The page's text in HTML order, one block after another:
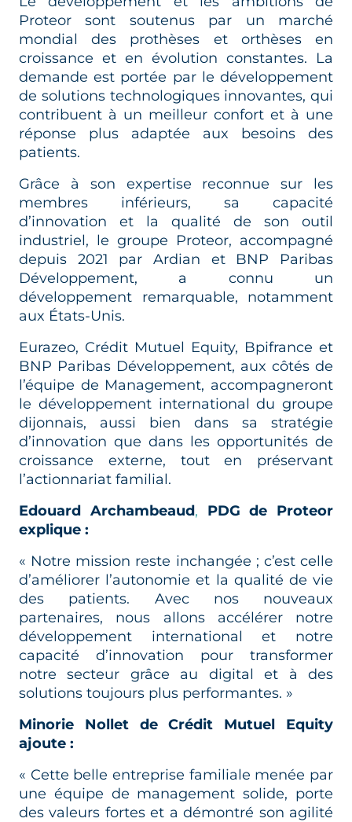
Proteor sont soutenus par un marché
mondial des prothèses et orthèses en
croissance et en évolution constantes. La
demande est portée par le développement
de solutions technologiques innovantes, qui
contribuent à un meilleur confort et à une
réponse plus adaptée aux besoins des
patients.
Grâce à son expertise reconnue sur les
membres inférieurs, sa capacité
d’innovation et la qualité de son outil
industriel, le groupe Proteor, accompagné
depuis 2021 par Ardian et BNP Paribas
Développement, a connu un
développement remarquable, notamment
aux États-Unis.
Eurazeo, Crédit Mutuel Equity, Bpifrance et
BNP Paribas Développement, aux côtés de
l’équipe de Management, accompagneront
le développement international du groupe
dijonnais, aussi bien dans sa stratégie
d’innovation que dans les opportunités de
croissance externe, tout en préservant
l’actionnariat familial.
Edouard Archambeaud, PDG de Proteor
explique :
« Notre mission reste inchangée ; c’est celle
d’améliorer l’autonomie et la qualité de vie
des patients. Avec nos nouveaux
partenaires, nous allons accélérer notre
développement international et notre
capacité d’innovation pour transformer
notre secteur grâce au digital et à des
solutions toujours plus performantes. »
Minorie Nollet deCrédit Mutuel Equity
ajoute :
« Cette belle entreprise familiale menée par
une équipe de management solide, porte
des valeurs fortes et a démontré son agilité